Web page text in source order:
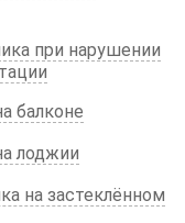
при нарушении
балконе
лоджии
на застеклённом